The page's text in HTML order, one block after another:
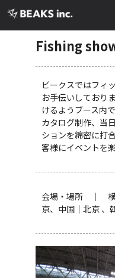
実
よ
Fishing
ビークスではフィ
お手伝いしており
けるようブース内
カタログ制作、当
ションを綿密に打
客様にイベントを
会場・場所 ｜ 横
京、中国｜北京 、